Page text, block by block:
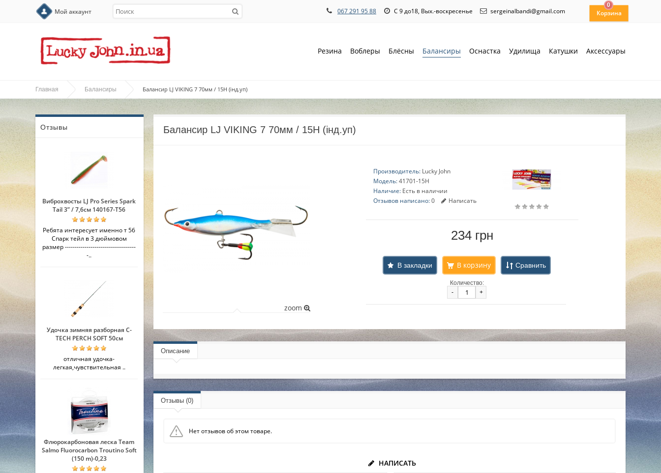
Мой аккаунт 067 291 95 88 С 9 до18, Вых.-воскресенье sergeinalbandi@gmail.com
0
Резина Воблеры Блёсны Балансиры Оснастка Удилища Катушки Аксессуары
Главная Балансиры Балансир LJ VIKING 7 70мм / 15H (інд.уп)
Отзывы
Виброхвосты LJ Pro Series Spark
Tail 3” / 7,6см 140167-T56
Ребята интересует именно т 56
Спарк тейл в 3 дюймовом
размер ------------------------------------
-..
Удочка зимняя разборная C-
TECH PERCH SOFT 50см
отличная удочка-
легкая,чувствительная ..
Флюрокарбоновая леска Team
Salmo Fluorocarbon Troutino Soft
(150 m)-0,23
Балансир LJ VIKING 7 70мм / 15H (інд.уп)
zoom
Производитель: Lucky John
Модель:41701-15H
Наличие: Есть в наличии
Отзывов написано:0 Написать
234 грн
В закладки Сравнить
Количество:
-
+
Описание
Отзывы (0)
Нет отзывов об этом товаре.
НАПИСАТЬ